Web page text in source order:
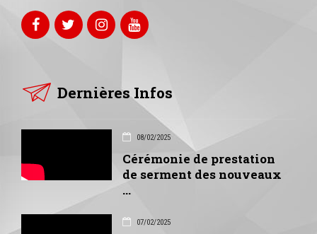
Dernières Infos
08/02/2025
Cérémonie de prestation
de serment des nouveaux
...
07/02/2025